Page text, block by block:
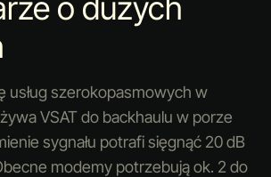
usług szerokopasmowych w
VSAT do backhaulu w porze
sygnału potrafi sięgnąć 20 dB
modemy potrzebują ok. 2 do